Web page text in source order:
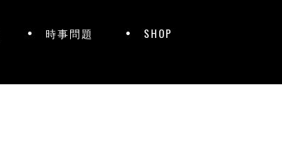
時事問題
SHOP